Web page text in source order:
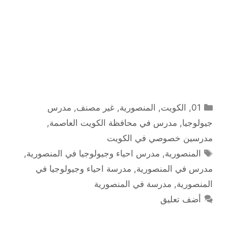
التصنيفات
01
, الكويت, المنصورية,غير مصنف, مدرس
جيولوجيا, مدرس في محافظة الكويت العاصمة,
مدرسين خصوصي في الكويت
الوسوم
المنصورية, مدرس احياء وجيولوجيا في المنصورية,
مدرس في المنصورية, مدرسة احياء وجيولوجيا في
المنصورية, مدرسة في المنصورية
أضف تعليق